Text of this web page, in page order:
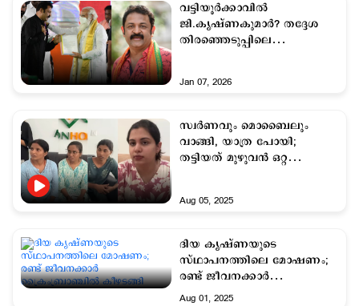
വട്ടിയൂര്‍ക്കാവില്‍
ജി.കൃഷ്ണകുമാര്‍? തദ്ദേശ
തിരഞ്ഞെടുപ്പിലെ
Jan 07, 2026
സ്വര്‍ണവും മൊബൈലും
വാങ്ങി, യാത്ര പോയി;
തട്ടിയത് മുഴുവന്‍ ഒറ്റ
Aug 05, 2025
ദിയ കൃഷ്ണയുടെ
സ്ഥാപനത്തിലെ മോഷണം;
രണ്ട് ജീവനക്കാര്‍
ക്രൈംബ്രാഞ്ചില്‍ കീഴടങ്ങി
Aug 01, 2025